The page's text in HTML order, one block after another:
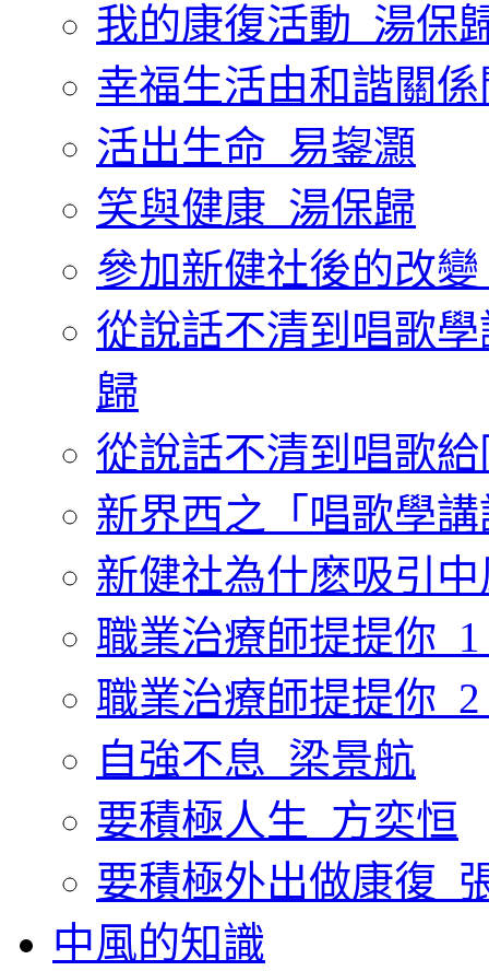
我的康復活動_湯保
幸福生活由和諧關
活出生命_易鋆灝
笑與健康_湯保歸
參加新健社後的改
從說話不清到唱歌
歸
從說話不清到唱歌
新界西之「唱歌學
新健社為什麽吸引
職業治療師提提你
職業治療師提提你
自強不息_梁景航
要積極人生_方奕恒
要積極外出做康復_
中風的知識